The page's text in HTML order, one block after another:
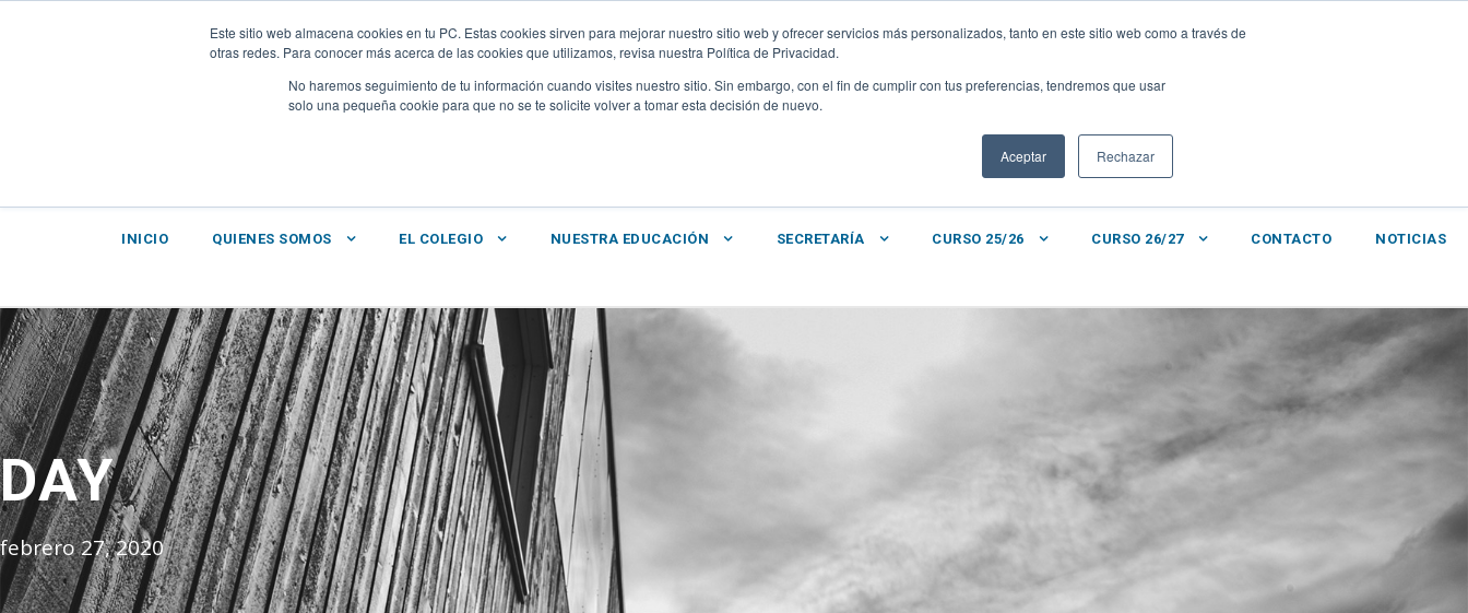
Este sitio web almacena cookies en tu PC. Estas cookies sirven para mejorar nuestro sitio web y ofrecer servicios más personalizados, tanto en este sitio web como a través de
otras redes. Para conocer más acerca de las cookies que utilizamos, revisa nuestra Política de Privacidad.
No haremos seguimiento de tu información cuando visites nuestro sitio. Sin embargo, con el fin de cumplir con tus preferencias, tendremos que usar
solo una pequeña cookie para que no se te solicite volver a tomar esta decisión de nuevo.
Aceptar Rechazar
PRUEBAS DIAGNÓSTICO |UNIFORME INTRANET-BROCAL| CLASSROOM WEB ACADÉMICA ALEXIA | LOYOLA DIGITAL
+34 928 31 40 00
INICIO QUIENES SOMOS EL COLEGIO NUESTRA EDUCACIÓN SECRETARÍA CURSO 25/26 CURSO 26/27 CONTACTO NOTICIAS
DAY
febrero 27, 2020